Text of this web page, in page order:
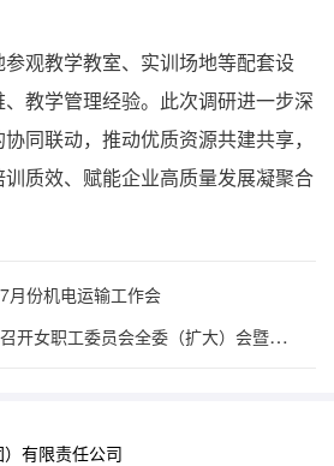
参观教学教室、实训场地等配套设
教学管理经验。此次调研进一步深
同联动，推动优质资源共建共享，
质效、赋能企业高质量发展凝聚合
月份机电运输工作会
职工委员会全委（扩大）会暨优秀案例交流会
有限责任公司